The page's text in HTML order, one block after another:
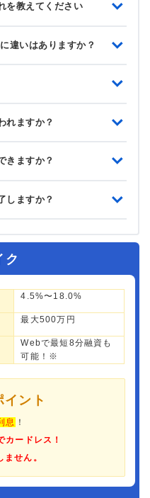
を教えてください
違いはありますか？
れますか？
きますか？
しますか？
ク
4.5%〜18.0%
最大500万円
Webで最短8分融資も
可能！※
イント
息
！
カードレス！
ません。